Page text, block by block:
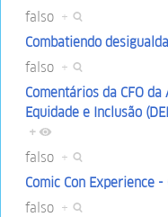
falso +
Combatiendo
falso +
Comentários da CFO
Equidade e Inclusão
+
falso +
Comic Con Experience -
falso +